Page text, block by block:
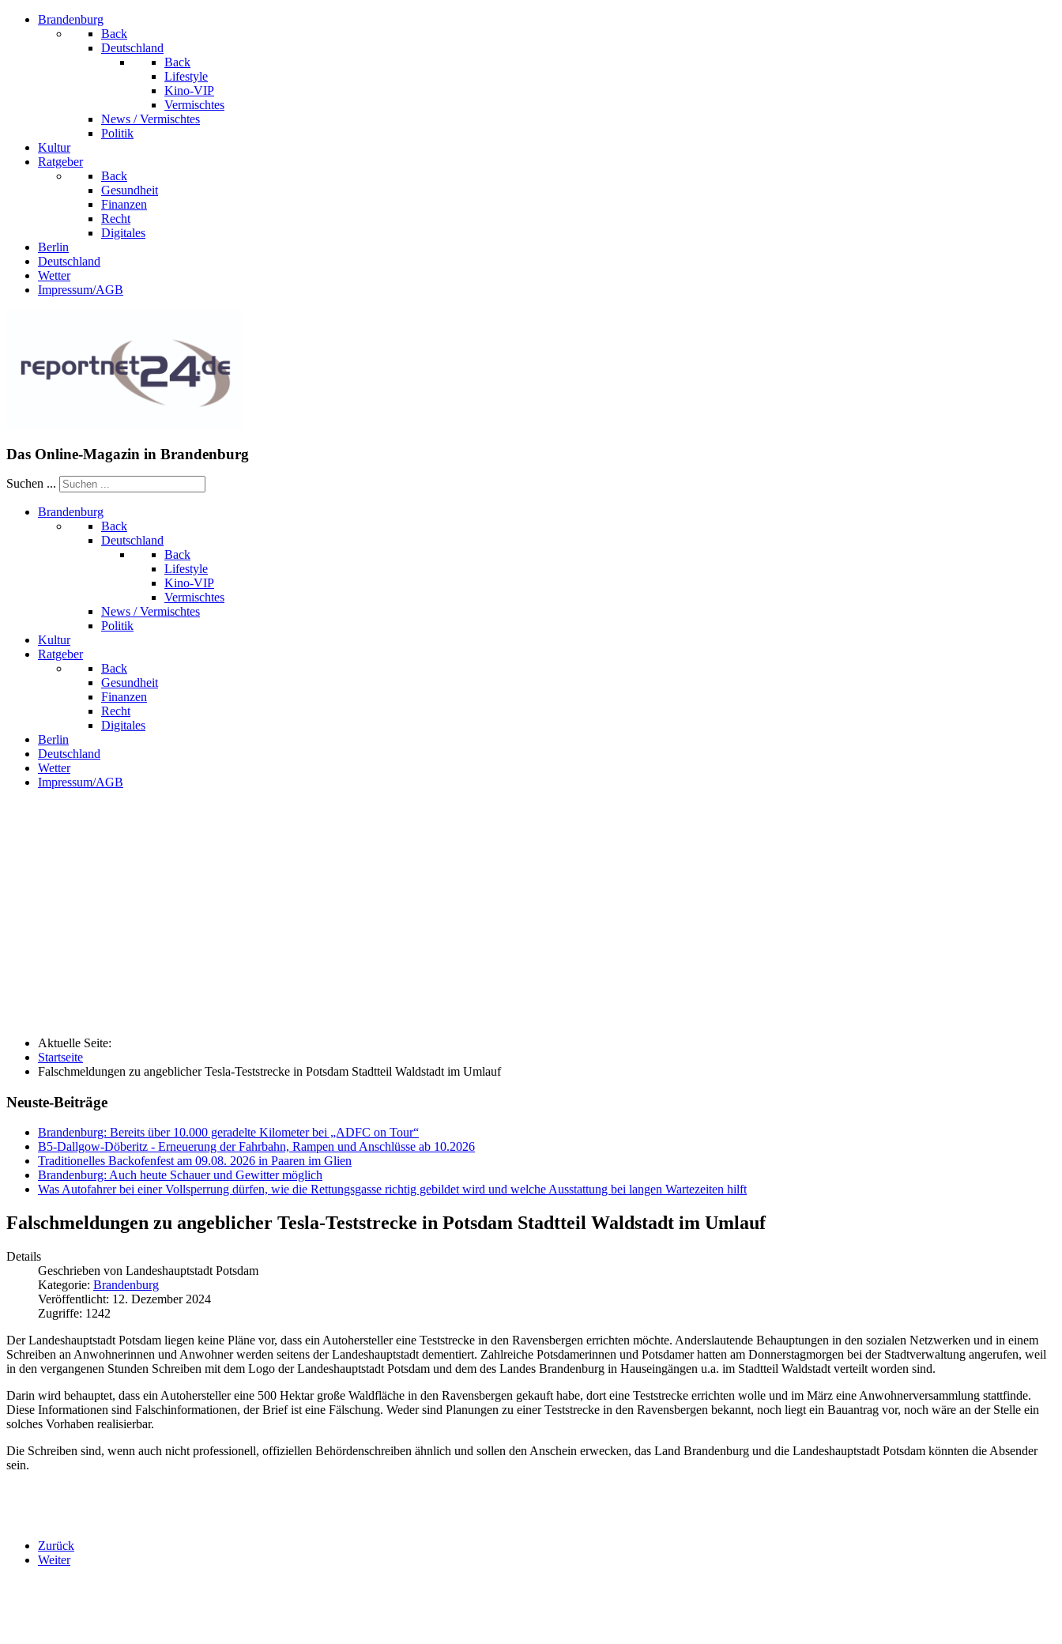
Brandenburg
Back
Deutschland
Back
Lifestyle
Kino-VIP
Vermischtes
News / Vermischtes
Politik
Kultur
Ratgeber
Back
Gesundheit
Finanzen
Recht
Digitales
Berlin
Deutschland
Wetter
Impressum/AGB
Das Online-Magazin in Brandenburg
Suchen ...
Brandenburg
Back
Deutschland
Back
Lifestyle
Kino-VIP
Vermischtes
News / Vermischtes
Politik
Kultur
Ratgeber
Back
Gesundheit
Finanzen
Recht
Digitales
Berlin
Deutschland
Wetter
Impressum/AGB
Aktuelle Seite:
Startseite
Falschmeldungen zu angeblicher Tesla-Teststrecke in Potsdam Stadtteil Waldstadt im Umlauf
Neuste-Beiträge
Brandenburg: Bereits über 10.000 geradelte Kilometer bei „ADFC on Tour“
B5-Dallgow-Döberitz - Erneuerung der Fahrbahn, Rampen und Anschlüsse ab 10.2026
Traditionelles Backofenfest am 09.08. 2026 in Paaren im Glien
Brandenburg: Auch heute Schauer und Gewitter möglich
Was Autofahrer bei einer Vollsperrung dürfen, wie die Rettungsgasse richtig gebildet wird und welche Ausstattung bei langen Wartezeiten hilft
Falschmeldungen zu angeblicher Tesla-Teststrecke in Potsdam Stadtteil Waldstadt im Umlauf
Details
Geschrieben von Landeshauptstadt Potsdam
Kategorie: Brandenburg
Veröffentlicht: 12. Dezember 2024
Zugriffe: 1242
Der Landeshauptstadt Potsdam liegen keine Pläne vor, dass ein Autohersteller eine Teststrecke in den Ravensbergen errichten möchte. Anderslautende Behauptungen in den sozialen Netzwerken und in einem
Schreiben an Anwohnerinnen und Anwohner werden seitens der Landeshauptstadt dementiert. Zahlreiche Potsdamerinnen und Potsdamer hatten am Donnerstagmorgen bei der Stadtverwaltung angerufen, weil
in den vergangenen Stunden Schreiben mit dem Logo der Landeshauptstadt Potsdam und dem des Landes Brandenburg in Hauseingängen u.a. im Stadtteil Waldstadt verteilt worden sind.
Darin wird behauptet, dass ein Autohersteller eine 500 Hektar große Waldfläche in den Ravensbergen gekauft habe, dort eine Teststrecke errichten wolle und im März eine Anwohnerversammlung stattfinde.
Diese Informationen sind Falschinformationen, der Brief ist eine Fälschung. Weder sind Planungen zu einer Teststrecke in den Ravensbergen bekannt, noch liegt ein Bauantrag vor, noch wäre an der Stelle ein
solches Vorhaben realisierbar.
Die Schreiben sind, wenn auch nicht professionell, offiziellen Behördenschreiben ähnlich und sollen den Anschein erwecken, das Land Brandenburg und die Landeshauptstadt Potsdam könnten die Absender
sein.
Zurück
Weiter